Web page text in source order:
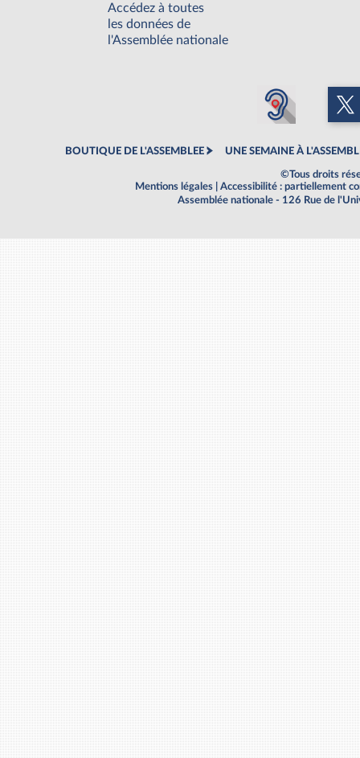
Accédez à toutes
les données de
l'Assemblée nationale
BOUTIQUE DE L'ASSEMBLEE UNE SEMAINE À
©Tous droits
Mentions légales
Accessibilité : partiellement
Assemblée nationale - 126 Rue de